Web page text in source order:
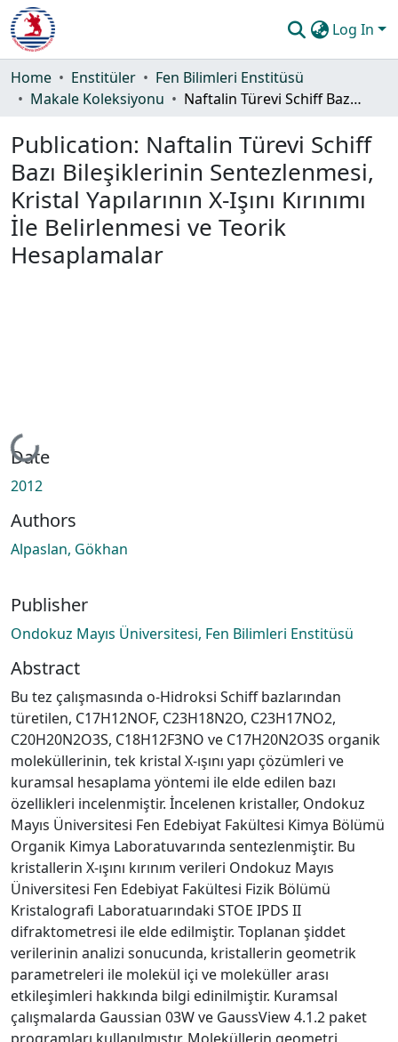
Log In
Communities & Collections
Statistics
Guide
Home Enstitüler
Fen Bilimleri Enstitüsü
Makale Koleksiyonu
Naftalin Türevi Schiff Bazı Bileşiklerinin Sentezlenmesi, Kristal Yapılarının X-Işını Kırınımı İle Belirlenmesi ve Teorik Hesaplamalar
Publication: Naftalin Türevi Schiff
Bazı Bileşiklerinin Sentezlenmesi,
Kristal Yapılarının X-Işını Kırınımı
İle Belirlenmesi ve Teorik
Hesaplamalar
Loading...
Date
2012
Authors
Alpaslan, Gökhan
Publisher
Ondokuz Mayıs Üniversitesi, Fen Bilimleri Enstitüsü
Abstract
Bu tez çalışmasında o-Hidroksi Schiff bazlarından
türetilen, C17H12NOF, C23H18N2O, C23H17NO2,
C20H20N2O3S, C18H12F3NO ve C17H20N2O3S organik
moleküllerinin, tek kristal X-ışını yapı çözümleri ve
kuramsal hesaplama yöntemi ile elde edilen bazı
özellikleri incelenmiştir. İncelenen kristaller, Ondokuz
Mayıs Üniversitesi Fen Edebiyat Fakültesi Kimya Bölümü
Organik Kimya Laboratuvarında sentezlenmiştir. Bu
kristallerin X-ışını kırınım verileri Ondokuz Mayıs
Üniversitesi Fen Edebiyat Fakültesi Fizik Bölümü
Kristalografi Laboratuarındaki STOE IPDS II
difraktometresi ile elde edilmiştir. Toplanan şiddet
verilerinin analizi sonucunda, kristallerin geometrik
parametreleri ile molekül içi ve moleküller arası
etkileşimleri hakkında bilgi edinilmiştir. Kuramsal
çalışmalarda Gaussian 03W ve GaussView 4.1.2 paket